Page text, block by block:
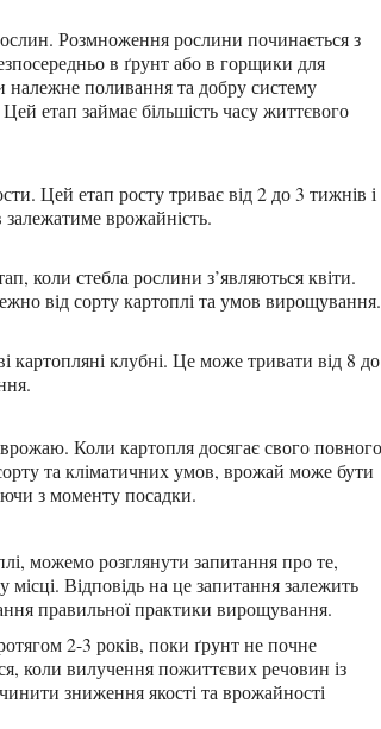
в ґрунт або в горщики для
належне поливання та добру систему
етап займає більшість часу життєвого
залежатиме врожайність.
від сорту картоплі та умов вирощування.
та кліматичних умов, врожай може бути
з моменту посадки.
Відповідь на це запитання залежить
правильної практики вирощування.
коли вилучення пожиттєвих речовин із
зниження якості та врожайності